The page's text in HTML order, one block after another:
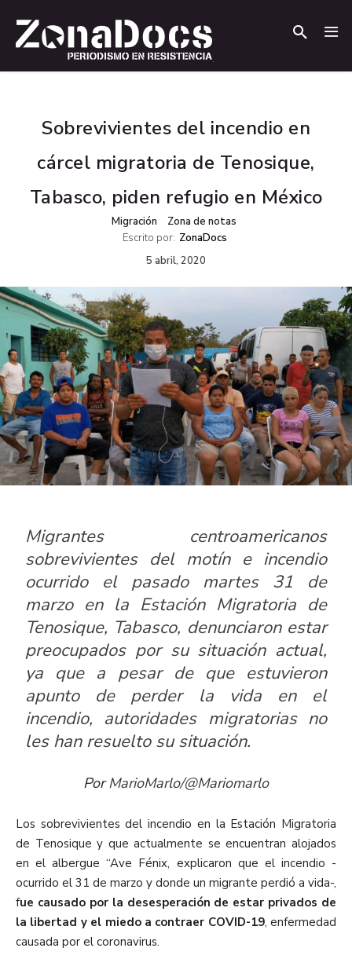
Sobrevivientes del incendio en
cárcel migratoria de Tenosique,
Tabasco, piden refugio en México
Migración
Zona de notas
Escrito por: ZonaDocs
5 abril, 2020
Migrantes centroamericanos
sobrevivientes del motín e incendio
ocurrido el pasado martes 31 de
marzo en la Estación Migratoria de
Tenosique, Tabasco, denunciaron estar
preocupados por su situación actual,
ya que a pesar de que estuvieron
apunto de perder la vida en el
incendio, autoridades migratorias no
les han resuelto su situación.
PorMarioMarlo/@Mariomarlo
Los sobrevivientes del incendio en la Estación Migratoria
de Tenosique y que actualmente se encuentran alojados
en el albergue “Ave Fénix, explicaron que el incendio -
ocurrido el 31 de marzo y donde un migrante perdió a vida-,
fue causado por la desesperación de estar privados de
la libertad y el miedo a contraer COVID-19, enfermedad
causada por el coronavirus.